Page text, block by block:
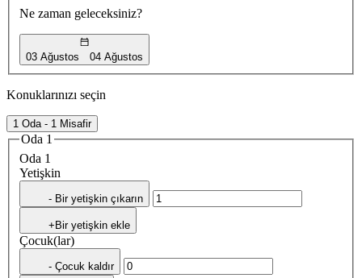
Ne zaman geleceksiniz?
03 Ağustos 04 Ağustos
Konuklarınızı seçin
1 Oda - 1 Misafir
Oda 1
Oda 1
Yetişkin
- Bir yetişkin çıkarın
+Bir yetişkin ekle
Çocuk(lar)
- Çocuk kaldır